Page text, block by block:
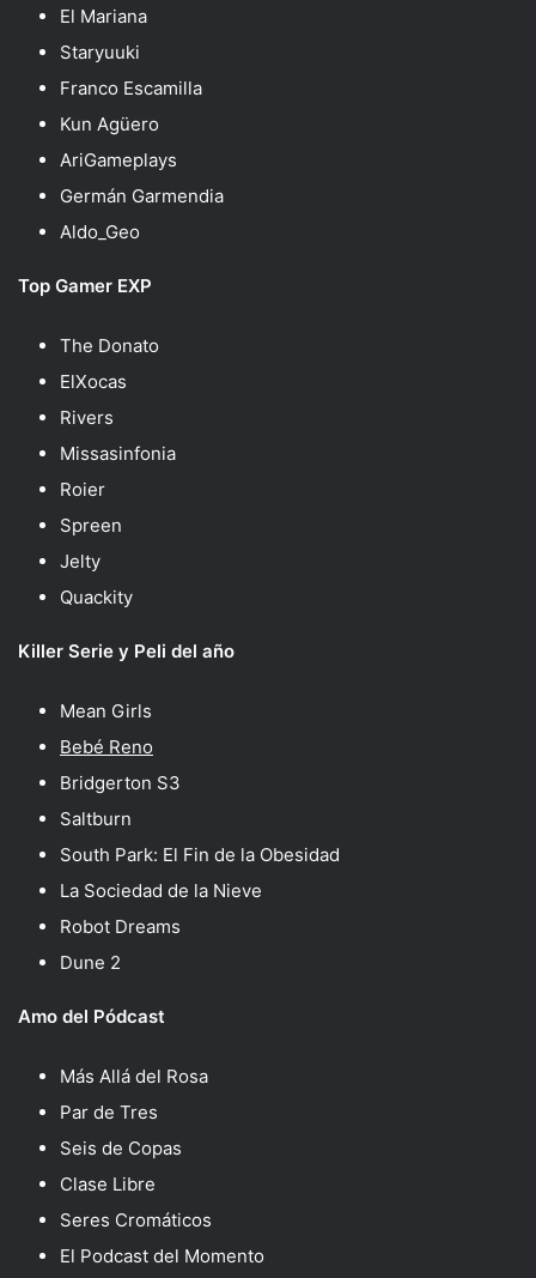
El Mariana
Staryuuki
Franco Escamilla
Kun Agüero
AriGameplays
Germán Garmendia
Aldo_Geo
Top Gamer EXP
The Donato
ElXocas
Rivers
Missasinfonia
Roier
Spreen
Jelty
Quackity
Killer Serie y Peli del año
Mean Girls
Bebé Reno
Bridgerton S3
Saltburn
South Park: El Fin de la Obesidad
La Sociedad de la Nieve
Robot Dreams
Dune 2
Amo del Pódcast
Más Allá del Rosa
Par de Tres
Seis de Copas
Clase Libre
Seres Cromáticos
El Podcast del Momento